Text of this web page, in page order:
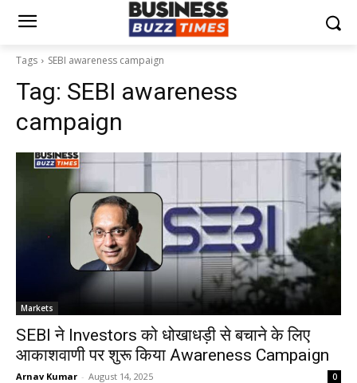
Tags SEBI awareness campaign
Tag: SEBI awareness
campaign
Markets
SEBI ने Investors को धोखाधड़ी से बचाने के लिए
आकाशवाणी पर शुरू किया Awareness Campaign
Arnav Kumar - August 14, 2025 0